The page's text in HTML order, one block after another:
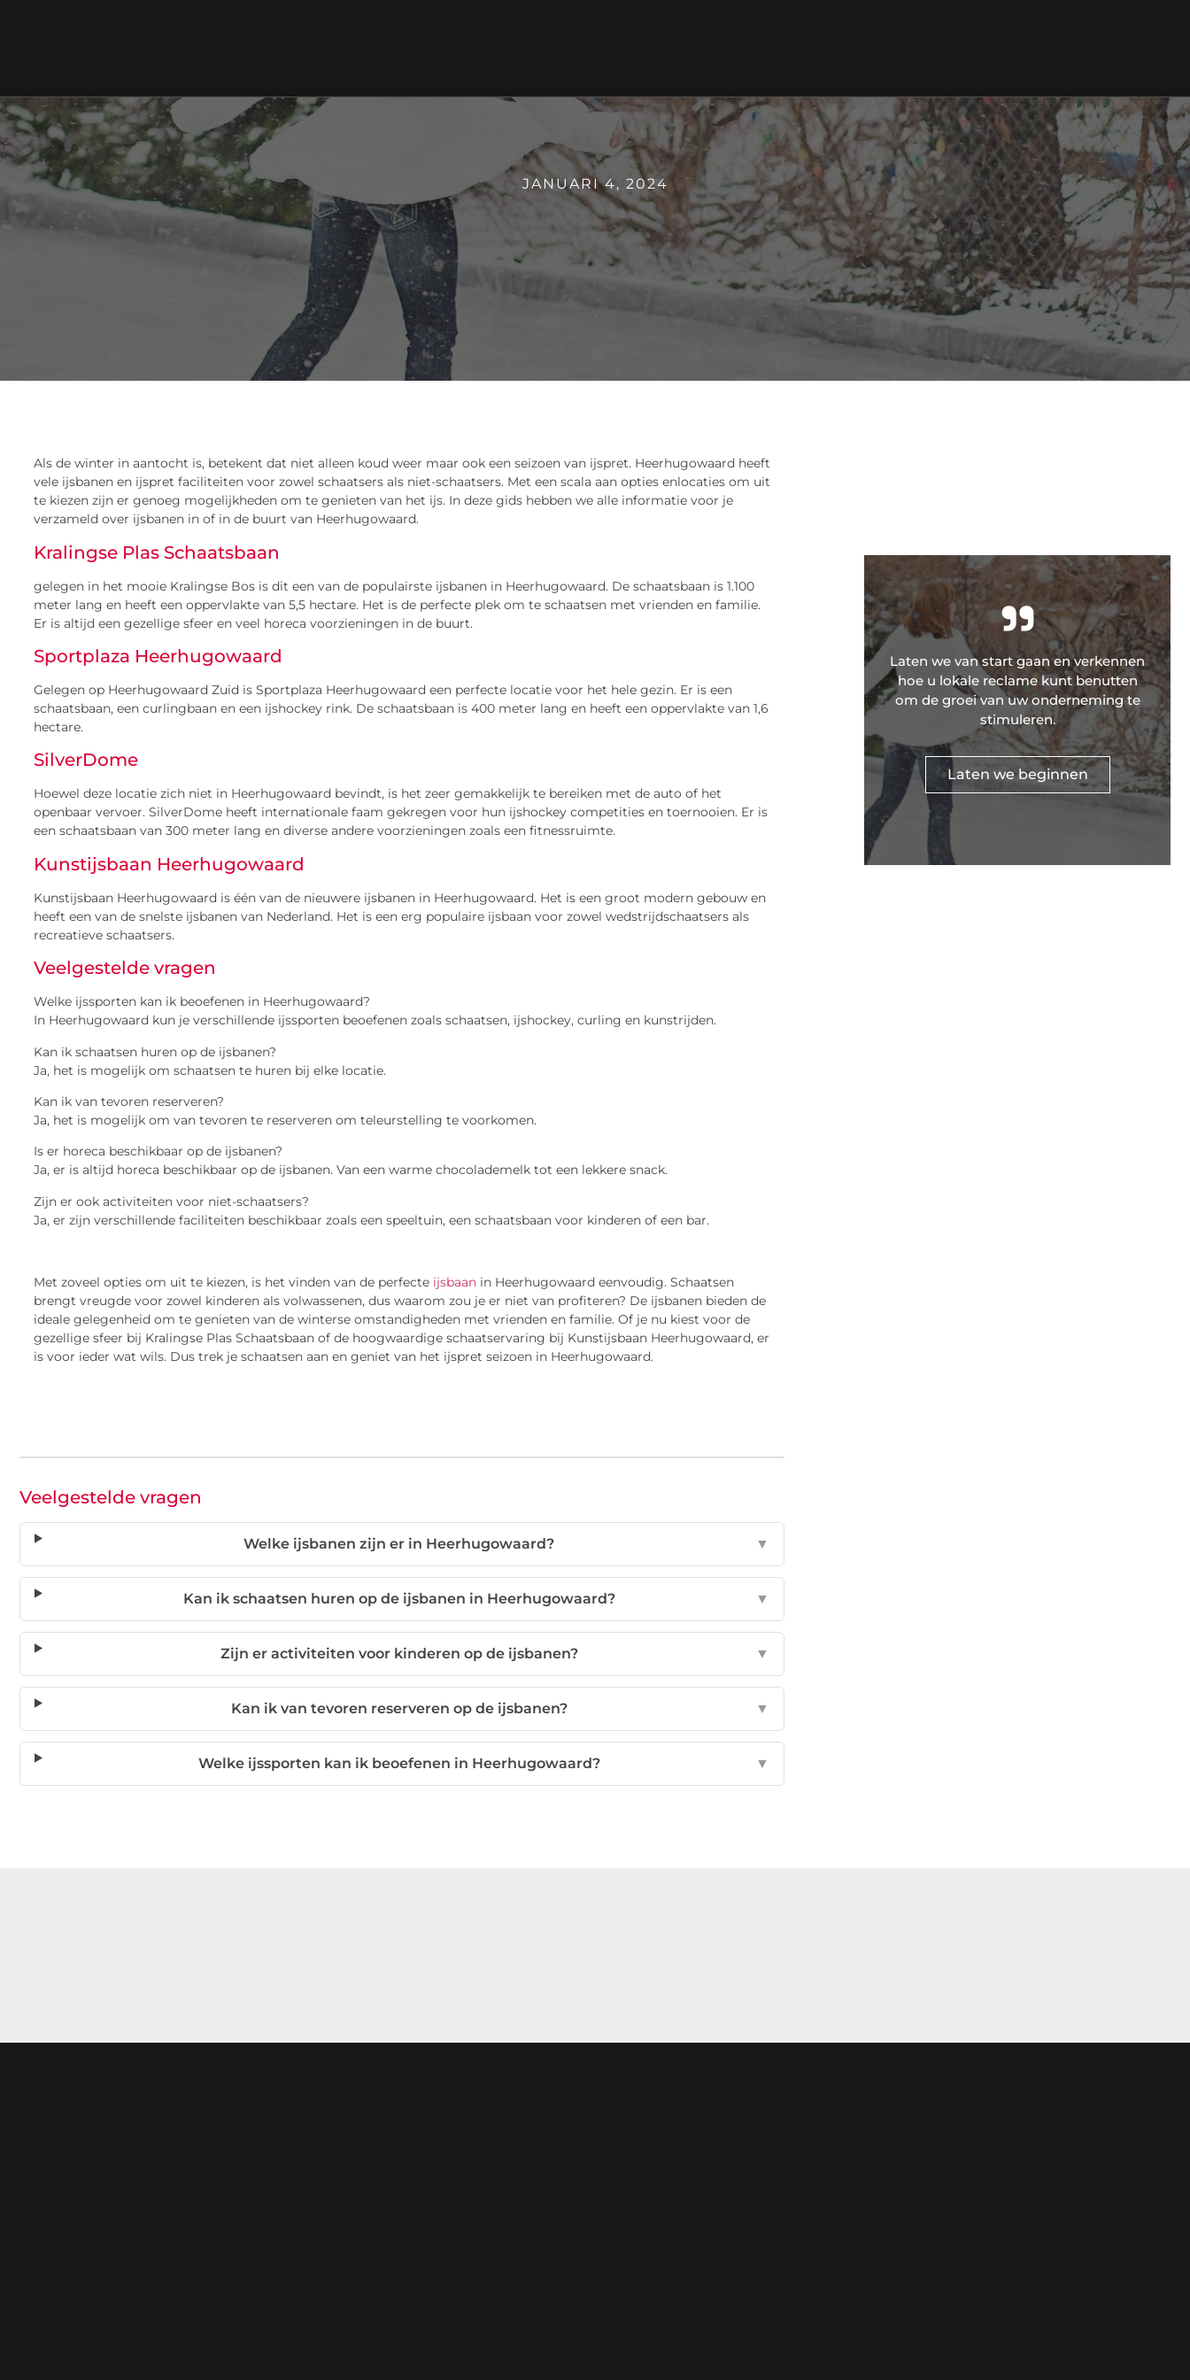
JANUARI 4, 2024
Als de winter in aantocht is, betekent dat niet alleen koud weer maar ook een seizoen van ijspret. Heerhugowaard heeft
vele ijsbanen en ijspret faciliteiten voor zowel schaatsers als niet-schaatsers. Met een scala aan opties enlocaties om uit
te kiezen zijn er genoeg mogelijkheden om te genieten van het ijs. In deze gids hebben we alle informatie voor je
verzameld over ijsbanen in of in de buurt van Heerhugowaard.
Kralingse Plas Schaatsbaan
gelegen in het mooie Kralingse Bos is dit een van de populairste ijsbanen in Heerhugowaard. De schaatsbaan is 1.100
meter lang en heeft een oppervlakte van 5,5 hectare. Het is de perfecte plek om te schaatsen met vrienden en familie.
Er is altijd een gezellige sfeer en veel horeca voorzieningen in de buurt.
Sportplaza Heerhugowaard
Gelegen op Heerhugowaard Zuid is Sportplaza Heerhugowaard een perfecte locatie voor het hele gezin. Er is een
schaatsbaan, een curlingbaan en een ijshockey rink. De schaatsbaan is 400 meter lang en heeft een oppervlakte van 1,6
hectare.
SilverDome
Hoewel deze locatie zich niet in Heerhugowaard bevindt, is het zeer gemakkelijk te bereiken met de auto of het
openbaar vervoer. SilverDome heeft internationale faam gekregen voor hun ijshockey competities en toernooien. Er is
een schaatsbaan van 300 meter lang en diverse andere voorzieningen zoals een fitnessruimte.
Kunstijsbaan Heerhugowaard
Kunstijsbaan Heerhugowaard is één van de nieuwere ijsbanen in Heerhugowaard. Het is een groot modern gebouw en
heeft een van de snelste ijsbanen van Nederland. Het is een erg populaire ijsbaan voor zowel wedstrijdschaatsers als
recreatieve schaatsers.
Veelgestelde vragen
Welke ijssporten kan ik beoefenen in Heerhugowaard?
In Heerhugowaard kun je verschillende ijssporten beoefenen zoals schaatsen, ijshockey, curling en kunstrijden.
Kan ik schaatsen huren op de ijsbanen?
Ja, het is mogelijk om schaatsen te huren bij elke locatie.
Kan ik van tevoren reserveren?
Ja, het is mogelijk om van tevoren te reserveren om teleurstelling te voorkomen.
Is er horeca beschikbaar op de ijsbanen?
Ja, er is altijd horeca beschikbaar op de ijsbanen. Van een warme chocolademelk tot een lekkere snack.
Zijn er ook activiteiten voor niet-schaatsers?
Ja, er zijn verschillende faciliteiten beschikbaar zoals een speeltuin, een schaatsbaan voor kinderen of een bar.
Met zoveel opties om uit te kiezen, is het vinden van de perfecte ijsbaan in Heerhugowaard eenvoudig. Schaatsen
brengt vreugde voor zowel kinderen als volwassenen, dus waarom zou je er niet van profiteren? De ijsbanen bieden de
ideale gelegenheid om te genieten van de winterse omstandigheden met vrienden en familie. Of je nu kiest voor de
gezellige sfeer bij Kralingse Plas Schaatsbaan of de hoogwaardige schaatservaring bij Kunstijsbaan Heerhugowaard, er
is voor ieder wat wils. Dus trek je schaatsen aan en geniet van het ijspret seizoen in Heerhugowaard.
Veelgestelde vragen
Welke ijsbanen zijn er in Heerhugowaard? ▼
Kan ik schaatsen huren op de ijsbanen in Heerhugowaard? ▼
Zijn er activiteiten voor kinderen op de ijsbanen? ▼
Kan ik van tevoren reserveren op de ijsbanen? ▼
Welke ijssporten kan ik beoefenen in Heerhugowaard? ▼
"
Laten we van start gaan en verkennen
hoe u lokale reclame kunt benutten
om de groei van uw onderneming te
stimuleren.
Laten we beginnen